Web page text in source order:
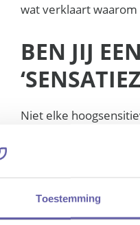
Toestemming
wat verklaart
BEN JIJ
Niet elke
gedijen het
gebeurtenissen